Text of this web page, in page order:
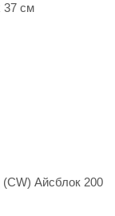
37 см
Айсблок 200